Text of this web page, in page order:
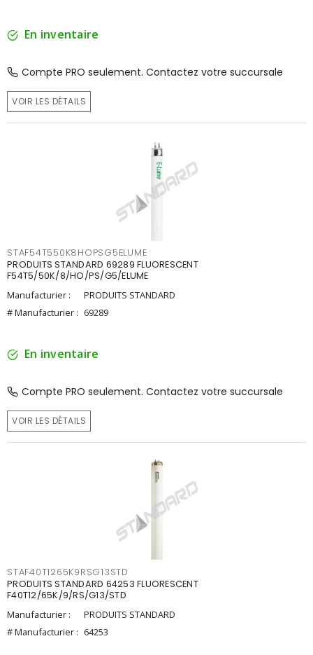
En inventaire
Compte PRO seulement. Contactez votre succursale
VOIR LES DÉTAILS
STAF54T550K8HOPSG5ELUME
PRODUITS STANDARD 69289 FLUORESCENT
F54T5/50K/8/HO/PS/G5/ELUME
Manufacturier :
PRODUITS STANDARD
# Manufacturier : 69289
En inventaire
Compte PRO seulement. Contactez votre succursale
VOIR LES DÉTAILS
STAF40T1265K9RSG13STD
PRODUITS STANDARD 64253 FLUORESCENT
F40T12/65K/9/RS/G13/STD
Manufacturier :
PRODUITS STANDARD
# Manufacturier : 64253